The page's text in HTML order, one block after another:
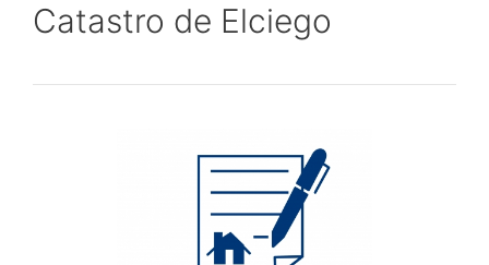
Catastro de Elciego